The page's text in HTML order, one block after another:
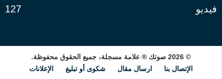
فيديو
127
© 2026 صوتك ® علامة مسجلة، جميع الحقوق محفوظة.
الإتصال بنا
ارسال مقال شكوى أو تبليغ الإعلانات